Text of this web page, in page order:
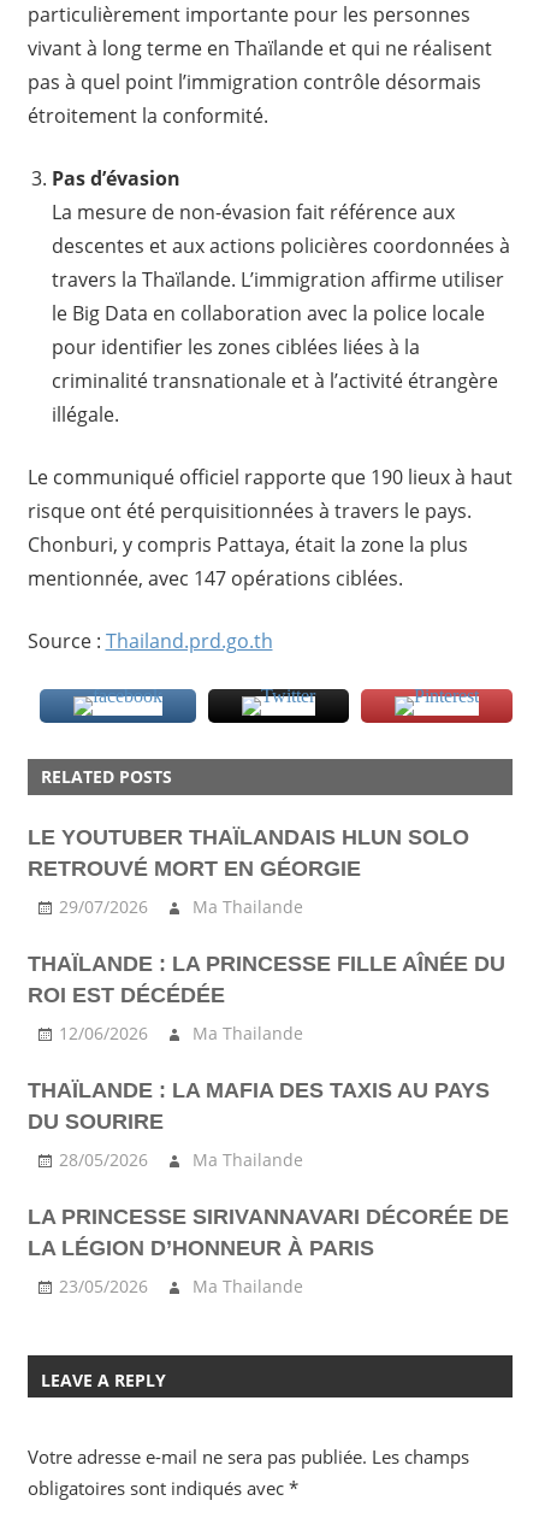
particulièrement importante pour les personnes
vivant à long terme en Thaïlande et qui ne réalisent
pas à quel point l’immigration contrôle désormais
étroitement la conformité.
Pas d’évasion
La mesure de non-évasion fait référence aux
descentes et aux actions policières coordonnées à
travers la Thaïlande. L’immigration affirme utiliser
le Big Data en collaboration avec la police locale
pour identifier les zones ciblées liées à la
criminalité transnationale et à l’activité étrangère
illégale.
Le communiqué officiel rapporte que 190 lieux à haut
risque ont été perquisitionnées à travers le pays.
Chonburi, y compris Pattaya, était la zone la plus
mentionnée, avec 147 opérations ciblées.
Source : Thailand.prd.go.th
RELATED POSTS
LE YOUTUBER THAÏLANDAIS HLUN SOLO
RETROUVÉ MORT EN GÉORGIE
29/07/2026 Ma Thailande
THAÏLANDE : LA PRINCESSE FILLE AÎNÉE DU
ROI EST DÉCÉDÉE
12/06/2026 Ma Thailande
THAÏLANDE : LA MAFIA DES TAXIS AU PAYS
DU SOURIRE
28/05/2026 Ma Thailande
LA PRINCESSE SIRIVANNAVARI DÉCORÉE DE
LA LÉGION D’HONNEUR À PARIS
23/05/2026 Ma Thailande
LEAVE A REPLY
Votre adresse e-mail ne sera pas publiée. Les champs
obligatoires sont indiqués avec *